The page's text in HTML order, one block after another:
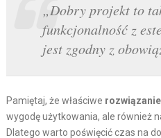
„Dobry projekt to
funkcjonalność z
jest zgodny z
Pamiętaj, że właściwe rozwiązanie
wygodę użytkowania, ale również
Dlatego warto poświęcić czas na